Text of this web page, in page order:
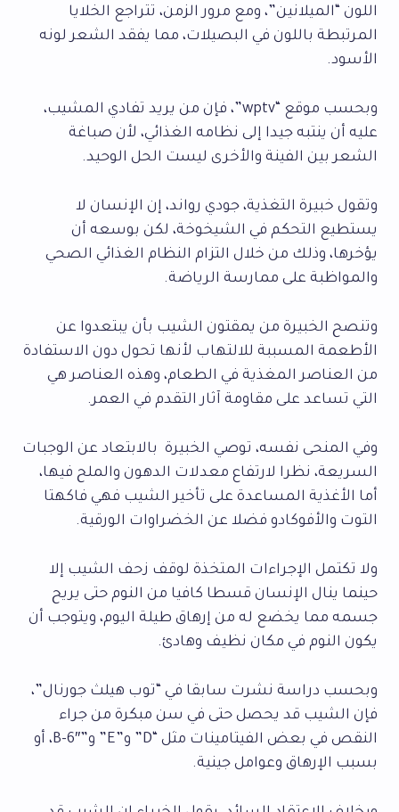
اللون “الميلانين”، ومع مرور الزمن، تتراجع الخلايا
المرتبطة باللون في البصيلات، مما يفقد الشعر لونه
الأسود.
وبحسب موقع “wptv”، فإن من يريد تفادي المشيب،
عليه أن ينتبه جيدا إلى نظامه الغذائي، لأن صباغة
الشعر بين الفينة والأخرى ليست الحل الوحيد.
وتقول خبيرة التغذية، جودي رواند، إن الإنسان لا
يستطيع التحكم في الشيخوخة، لكن بوسعه أن
يؤخرها، وذلك من خلال التزام النظام الغذائي الصحي
والمواظبة على ممارسة الرياضة.
وتنصح الخبيرة من يمقتون الشيب بأن يبتعدوا عن
الأطعمة المسببة للالتهاب لأنها تحول دون الاستفادة
من العناصر المغذية في الطعام، وهذه العناصر هي
التي تساعد على مقاومة آثار التقدم في العمر.
وفي المنحى نفسه، توصي الخبيرة بالابتعاد عن الوجبات
السريعة، نظرا لارتفاع معدلات الدهون والملح فيها،
أما الأغذية المساعدة على تأخير الشيب فهي فاكهتا
التوت والأفوكادو فضلا عن الخضراوات الورقية.
ولا تكتمل الإجراءات المتخذة لوقف زحف الشيب إلا
حينما ينال الإنسان قسطا كافيا من النوم حتى يريح
جسمه مما يخضع له من إرهاق طيلة اليوم، ويتوجب أن
يكون النوم في مكان نظيف وهادئ.
وبحسب دراسة نشرت سابقا في “توب هيلث جورنال”،
فإن الشيب قد يحصل حتى في سن مبكرة من جراء
النقص في بعض الفيتامينات مثل “D” و”E” و”B-6″، أو
بسبب الإرهاق وعوامل جينية.